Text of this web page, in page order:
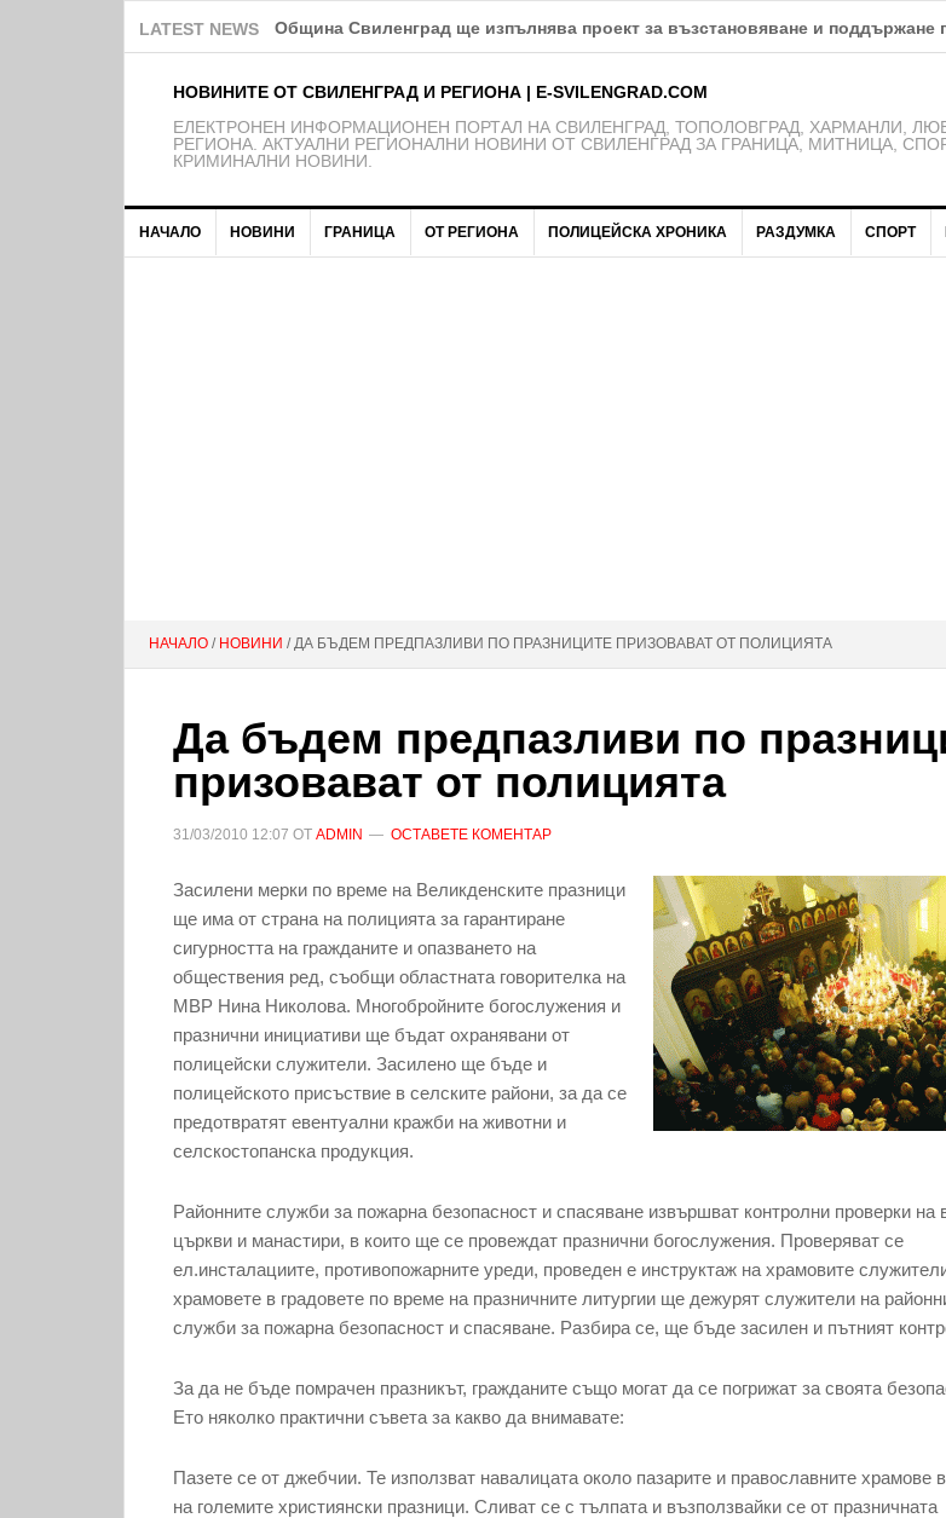
LATEST NEWS Община Свиленград ще изпълнява проект за възстановяване и поддържане
НОВИНИТЕ ОТ СВИЛЕНГРАД И РЕГИОНА | E-SVILENGRAD.COM
EЛЕКТРОНЕН ИНФОРМАЦИОНЕН ПОРТАЛ НА СВИЛЕНГРАД, ТОПОЛОВГРАД, ХАРМАНЛИ,
РЕГИОНА. АКТУАЛНИ РЕГИОНАЛНИ НОВИНИ ОТ СВИЛЕНГРАД ЗА ГРАНИЦА, МИТНИЦА,
КРИМИНАЛНИ НОВИНИ.
НАЧАЛО НОВИНИ ГРАНИЦА ОТ РЕГИОНА ПОЛИЦЕЙСКА ХРОНИКА РАЗДУМКА СПОРТ
НАЧАЛО / НОВИНИ / ДА БЪДЕМ ПРЕДПАЗЛИВИ ПО ПРАЗНИЦИТЕ ПРИЗОВАВАТ ОТ ПОЛИЦИЯТА
Да бъдем предпазливи по
призовават от полицията
31/03/2010 12:07 ОТ ADMIN ОСТАВЕТЕ КОМЕНТАР
Засилени мерки по време на Великденските празници
ще има от страна на полицията за гарантиране
сигурността на гражданите и опазването на
обществения ред, съобщи областната говорителка на
МВР Нина Николова. Многобройните богослужения и
празнични инициативи ще бъдат охранявани от
полицейски служители. Засилено ще бъде и
полицейското присъствие в селските райони, за да се
предотвратят евентуални кражби на животни и
селскостопанска продукция.
Районните служби за пожарна безопасност и спасяване извършват контролни проверки на
църкви и манастири, в които ще се провеждат празнични богослужения. Проверяват се
ел.инсталациите, противопожарните уреди, проведен е инструктаж на храмовите
храмоветe в градовете по време на празничните литургии ще дежурят служители на
служби за пожарна безопасност и спасяване. Разбира се, ще бъде засилен и пътният
За да не бъде помрачен празникът, гражданите също могат да се погрижат за своята
Ето няколко практични съвета за какво да внимавате:
Пазете се от джебчии. Те използват навалицата около пазарите и православните храмове
на големите християнски празници. Сливат се с тълпата и възползвайки се от празничната